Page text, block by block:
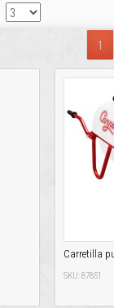
1
Carretilla
SKU: 87851